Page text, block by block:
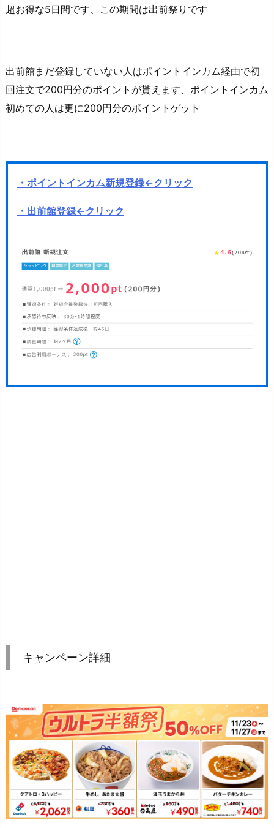
超お得な5日間です、この期間は出前祭りです
出前館まだ登録していない人はポイントインカム経由で初
回注文で200円分のポイントが貰えます、ポイントインカム
初めての人は更に200円分のポイントゲット
・ポイントインカム新規登録←クリック
・出前館登録←クリック
キャンペーン詳細